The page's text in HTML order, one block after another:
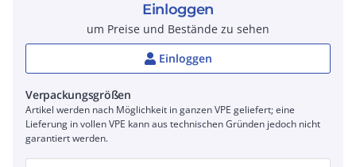
Einloggen
um Preise und Bestände zu sehen
Einloggen
Verpackungsgrößen
Artikel werden nach Möglichkeit in ganzen VPE geliefert; eine
Lieferung in vollen VPE kann aus technischen Gründen jedoch nicht
garantiert werden.